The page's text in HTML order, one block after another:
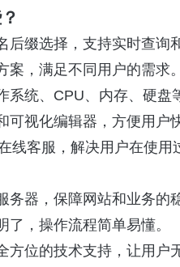
缀选择，支持实时查询
，满足不同用户的需求。
系统、CPU、内存、硬盘
视化编辑器，方便用户
线客服，解决用户在使用
器，保障网站和业务的
，操作流程简单易懂。
位的技术支持，让用户